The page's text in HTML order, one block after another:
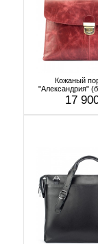
Кожаный
"Александрия"
17